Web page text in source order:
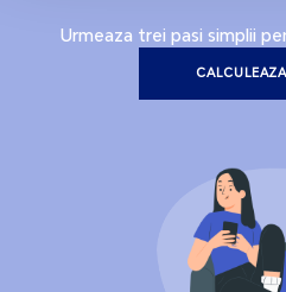
Urmeaza trei pasi simplii